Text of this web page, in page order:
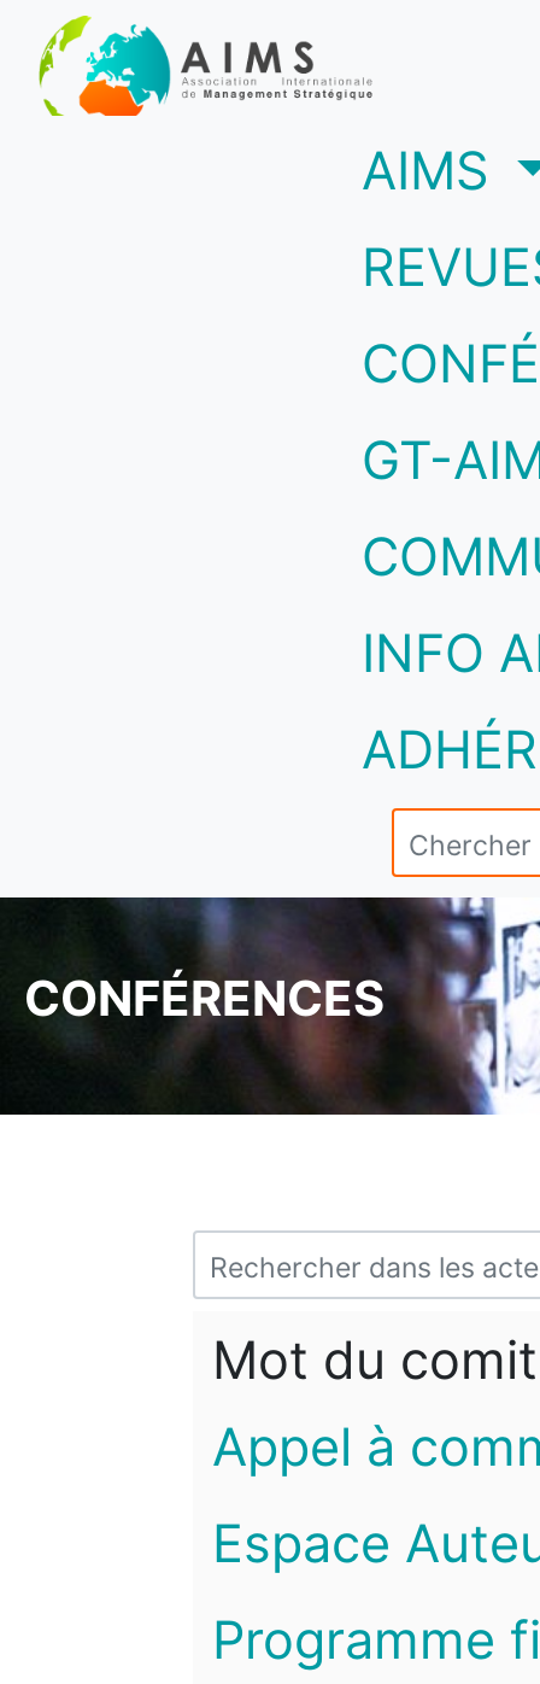
AIMS
GT-
INFO
CONFÉRENCES
Mot du
Appel à
Espace
Programme